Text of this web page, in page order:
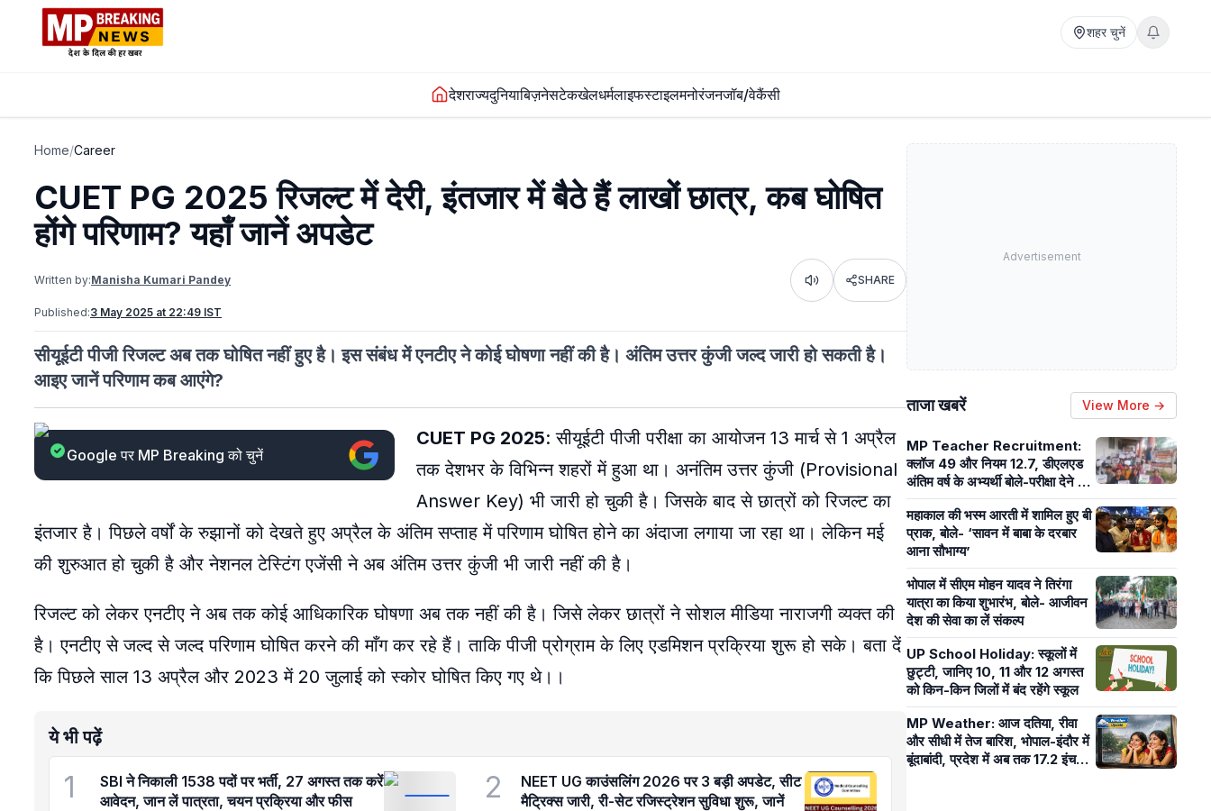
शहर चुनें
देशराज्यदुनियाबिज़नेसटेकखेलधर्मलाइफस्टाइलमनोरंजनजॉब/वेकैंसी
Home/Career
CUET PG 2025 रिजल्ट में देरी, इंतजार में बैठे हैं लाखों छात्र, कब घोषित
होंगे परिणाम? यहाँ जानें अपडेट
Written by:Manisha Kumari Pandey Listen SHARE
Published:3 May 2025 at 22:49 IST
सीयूईटी पीजी रिजल्ट अब तक घोषित नहीं हुए है। इस संबंध में एनटीए ने कोई घोषणा नहीं की है। अंतिम उत्तर कुंजी जल्द जारी हो सकती है।
आइए जानें परिणाम कब आएंगे?
Google पर MP Breaking को चुनें
CUET PG 2025: सीयूईटी पीजी परीक्षा का आयोजन 13 मार्च से 1 अप्रैल
तक देशभर के विभिन्न शहरों में हुआ था। अनंतिम उत्तर कुंजी (Provisional
Answer Key) भी जारी हो चुकी है। जिसके बाद से छात्रों को रिजल्ट का
इंतजार है। पिछले वर्षों के रुझानों को देखते हुए अप्रैल के अंतिम सप्ताह में परिणाम घोषित होने का अंदाजा लगाया जा रहा था। लेकिन मई
की शुरुआत हो चुकी है और नेशनल टेस्टिंग एजेंसी ने अब अंतिम उत्तर कुंजी भी जारी नहीं की है।
रिजल्ट को लेकर एनटीए ने अब तक कोई आधिकारिक घोषणा अब तक नहीं की है। जिसे लेकर छात्रों ने सोशल मीडिया नाराजगी व्यक्त की
है। एनटीए से जल्द से जल्द परिणाम घोषित करने की माँग कर रहे हैं। ताकि पीजी प्रोग्राम के लिए एडमिशन प्रक्रिया शुरू हो सके। बता दें
कि पिछले साल 13 अप्रैल और 2023 में 20 जुलाई को स्कोर घोषित किए गए थे।।
ये भी पढ़ें
1
SBI ने निकाली 1538 पदों पर भर्ती, 27 अगस्त तक करें
आवेदन, जान लें पात्रता, चयन प्रक्रिया और फीस
2
NEET UG काउंसलिंग 2026 पर 3 बड़ी अपडेट, सीट
मैट्रिक्स जारी, री-सेट रजिस्ट्रेशन सुविधा शुरू, जानें
Advertisement
ताजा खबरें View More →
MP Teacher Recruitment:
क्लॉज 49 और नियम 12.7, डीएलएड
अंतिम वर्ष के अभ्यर्थी बोले-परीक्षा देने के
लिए योग्य तो नियुक्ति में अयोग्य कैसे?
महाकाल की भस्म आरती में शामिल हुए बी
प्राक, बोले- ‘सावन में बाबा के दरबार
आना सौभाग्य’
भोपाल में सीएम मोहन यादव ने तिरंगा
यात्रा का किया शुभारंभ, बोले- आजीवन
देश की सेवा का लें संकल्प
UP School Holiday: स्कूलों में
छुट्टी, जानिए 10, 11 और 12 अगस्त
को किन-किन जिलों में बंद रहेंगे स्कूल
MP Weather: आज दतिया, रीवा
और सीधी में तेज बारिश, भोपाल-इंदौर में
बूंदाबांदी, प्रदेश में अब तक 17.2 इंच